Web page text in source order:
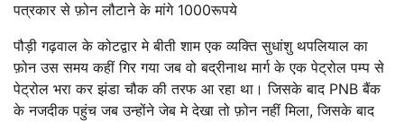
पत्रकार से फ़ोन लौटाने के मांगे 1000रूपये
पौड़ी गढ़वाल के कोटद्वार मे बीती शाम एक व्यक्ति सुधांशु थपलियाल का
फ़ोन उस समय कहीं गिर गया जब वो बद्रीनाथ मार्ग के एक पेट्रोल पम्प से
पेट्रोल भरा कर झंडा चौक की तरफ आ रहा था। जिसके बाद PNB बैंक
के नजदीक पहुंच जब उन्होंने जेब मे देखा तो फ़ोन नहीं मिला, जिसके बाद